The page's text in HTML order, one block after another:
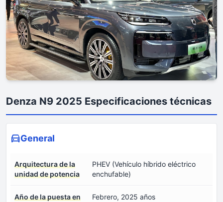
Denza N9 2025 Especificaciones técnicas
General
Arquitectura de la
unidad de potencia
PHEV (Vehículo híbrido eléctrico
enchufable)
Año de la puesta en
Febrero, 2025 años